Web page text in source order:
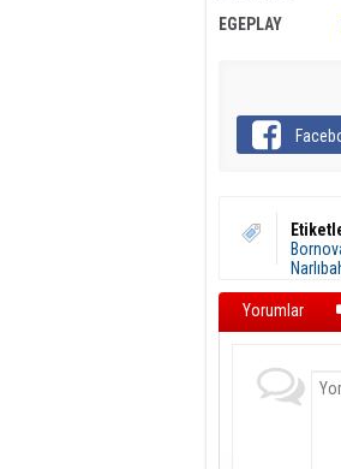
EGEPLAY
Yorumlar